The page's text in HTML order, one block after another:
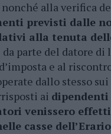
alla verifica
previsti dalle
alla tenuta
da parte del datore di
e al
dallo stesso
ai dipendenti
venissero
casse